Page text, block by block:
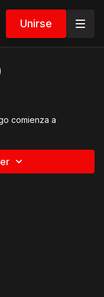
Unirse
comienza a
sospecha que